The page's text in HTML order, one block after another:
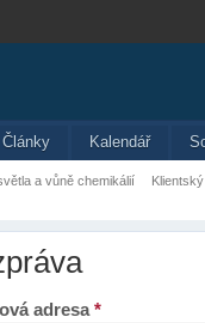
Články Kalendář
a vůně chemikálií
adresa*